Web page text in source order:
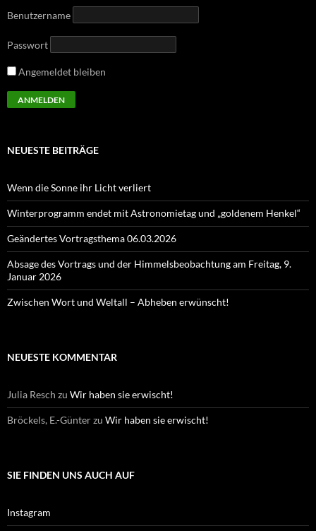
Benutzername
Passwort
Angemeldet bleiben
NEUESTE BEITRÄGE
Wenn die Sonne ihr Licht verliert
Winterprogramm endet mit Astronomietag und „goldenem Henkel“
Geändertes Vortragsthema 06.03.2026
Absage des Vortrags und der Himmelsbeobachtung am Freitag, 9.
Januar 2026
Zwischen Wort und Weltall – Abheben erwünscht!
NEUESTE KOMMENTAR
Julia Resch zu Wir haben sie erwischt!
Bröckels, E.-Günterzu Wir haben sie erwischt!
SIE FINDEN UNS AUCH AUF
Instagram